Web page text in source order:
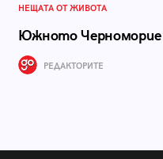
НЕЩАТА ОТ ЖИВОТА
Южното Черноморие
РЕДАКТОРИТЕ